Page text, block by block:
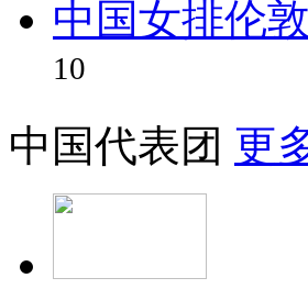
中国女排伦
10
中国代表团 更